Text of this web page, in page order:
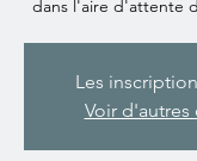
dans l'aire d'attente
Les
Voir d'autres